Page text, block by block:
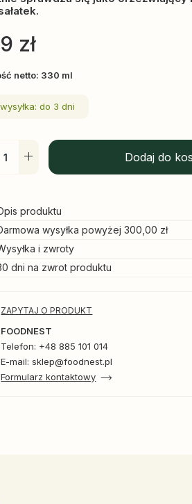
zł
netto: 330 ml
wysyłka: do 3 dni
Dodaj do
produktu
wysyłka powyżej 300,00 zł
i zwroty
dni na zwrot produktu
ZAPYTAJ O PRODUKT
FOODNEST
Telefon: +48 885 101 014
E-mail: sklep@foodnest.pl
Formularz kontaktowy